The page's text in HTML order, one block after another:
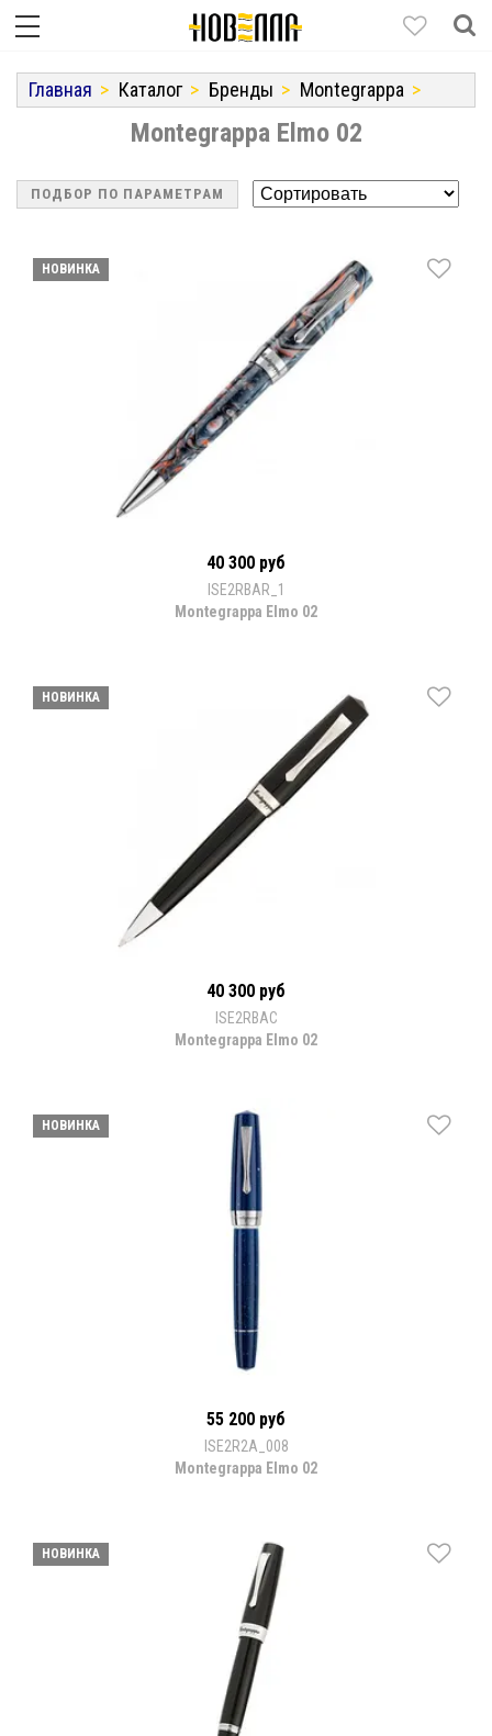
Главная Каталог Бренды Montegrappa
Montegrappa Elmo 02
ПОДБОР ПО ПАРАМЕТРАМ
НОВИНКА
40 300 руб
ISE2RBAR_1
Montegrappa Elmo 02
НОВИНКА
40 300 руб
ISE2RBAC
Montegrappa Elmo 02
НОВИНКА
55 200 руб
ISE2R2A_008
Montegrappa Elmo 02
НОВИНКА